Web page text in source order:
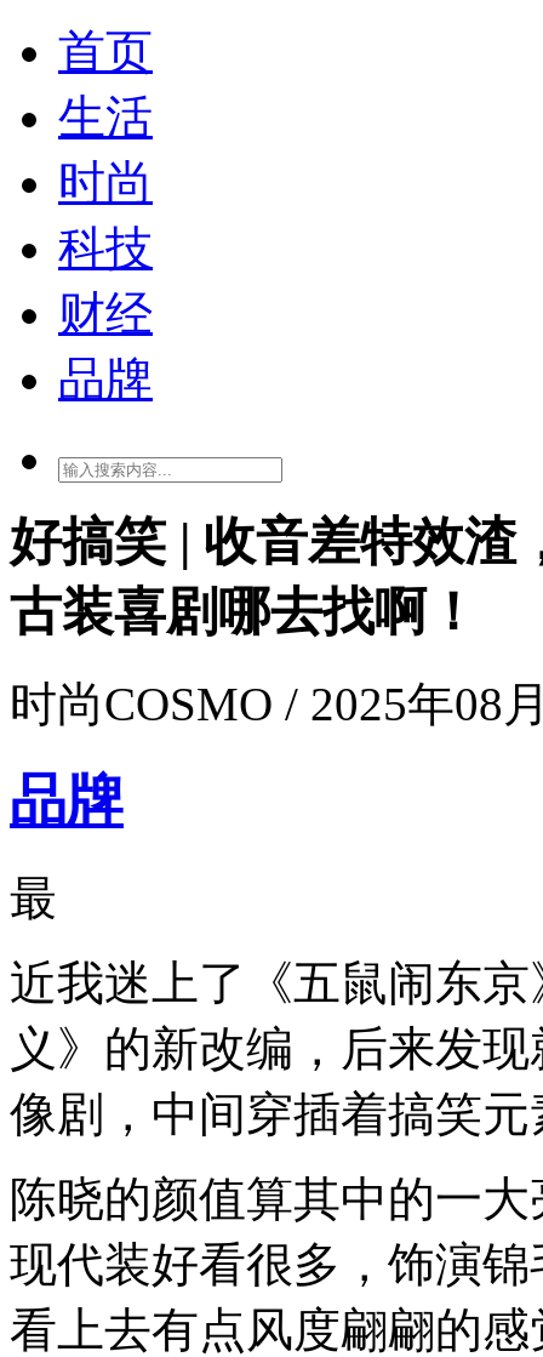
首页
生活
时尚
科技
财经
品牌
好搞笑 | 收音差特效渣
古装喜剧哪去找啊！
时尚COSMO / 2025年08
品牌
最
近我迷上了《五鼠闹东
义》的新改编，后来发
像剧，中间穿插着搞笑
陈晓的颜值算其中的一
现代装好看很多，饰演
看上去有点风度翩翩的感